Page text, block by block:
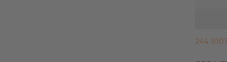
244.9107